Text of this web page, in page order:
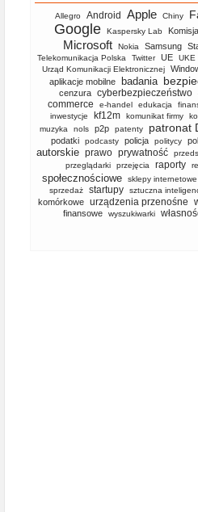
Allegro Android Apple Chiny
Google Kaspersky Lab
Microsoft Nokia Samsung
Telekomunikacja Polska Twitter UE UKE
Urząd Komunikacji Elektronicznej
aplikacje mobilne badania
cenzura cyberbezpieczeństwo
commerce
e-handel edukacja
inwestycje kf12m komunikat firmy
muzyka nols p2p patenty patronat
podatki podcasty policja politycy
autorskie prawo prywatność
przeglądarki
przejęcia raporty
społecznościowe
sklepy internetowe
sprzedaż
startupy sztuczna
komórkowe
urządzenia przenośne
finansowe
wyszukiwarki